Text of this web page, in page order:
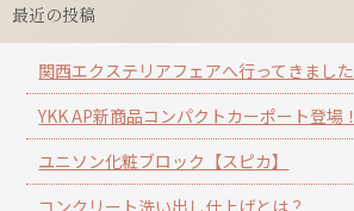
最近の投稿
関西エクステリアフェアへ行ってきました
YKK AP新商品コンパクトカーポート登場！
ユニソン化粧ブロック【スピカ】
コンクリート洗い出し仕上げとは？